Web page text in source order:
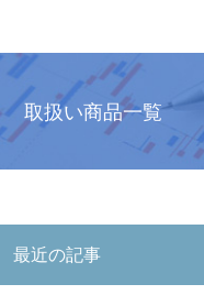
取扱い商品一覧
最近の記事